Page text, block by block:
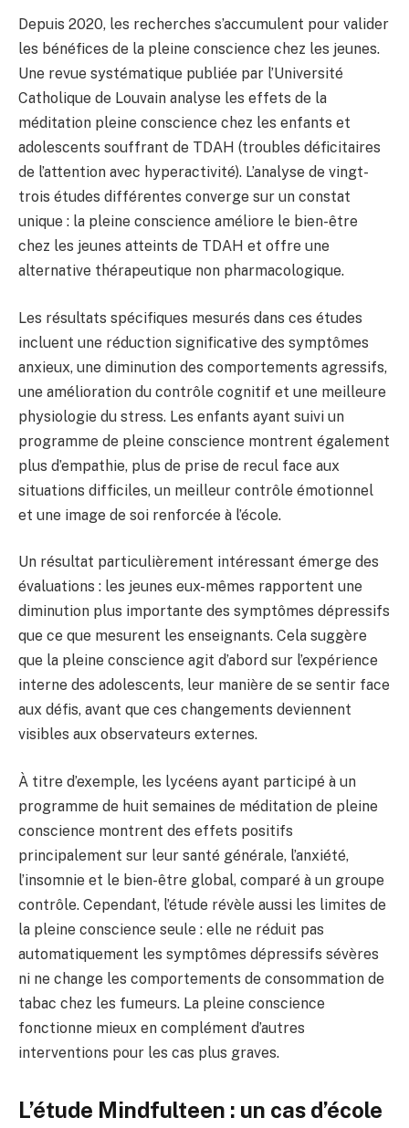
Depuis 2020, les recherches s’accumulent pour valider
les bénéfices de la pleine conscience chez les jeunes.
Une revue systématique publiée par l’Université
Catholique de Louvain analyse les effets de la
méditation pleine conscience chez les enfants et
adolescents souffrant de TDAH (troubles déficitaires
de l’attention avec hyperactivité). L’analyse de vingt-
trois études différentes converge sur un constat
unique : la pleine conscience améliore le bien-être
chez les jeunes atteints de TDAH et offre une
alternative thérapeutique non pharmacologique.
Les résultats spécifiques mesurés dans ces études
incluent une réduction significative des symptômes
anxieux, une diminution des comportements agressifs,
une amélioration du contrôle cognitif et une meilleure
physiologie du stress. Les enfants ayant suivi un
programme de pleine conscience montrent également
plus d’empathie, plus de prise de recul face aux
situations difficiles, un meilleur contrôle émotionnel
et une image de soi renforcée à l’école.
Un résultat particulièrement intéressant émerge des
évaluations : les jeunes eux-mêmes rapportent une
diminution plus importante des symptômes dépressifs
que ce que mesurent les enseignants. Cela suggère
que la pleine conscience agit d’abord sur l’expérience
interne des adolescents, leur manière de se sentir face
aux défis, avant que ces changements deviennent
visibles aux observateurs externes.
À titre d’exemple, les lycéens ayant participé à un
programme de huit semaines de méditation de pleine
conscience montrent des effets positifs
principalement sur leur santé générale, l’anxiété,
l’insomnie et le bien-être global, comparé à un groupe
contrôle. Cependant, l’étude révèle aussi les limites de
la pleine conscience seule : elle ne réduit pas
automatiquement les symptômes dépressifs sévères
ni ne change les comportements de consommation de
tabac chez les fumeurs. La pleine conscience
fonctionne mieux en complément d’autres
interventions pour les cas plus graves.
L’étude Mindfulteen : un cas d’école